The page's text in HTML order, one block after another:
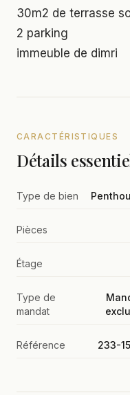
30m2 de terrasse
2 parking
immeuble de dimri
CARACTÉRISTIQUES
Détails
Type de bien
Pièces
Étage
Type de
mandat
Référence 233-